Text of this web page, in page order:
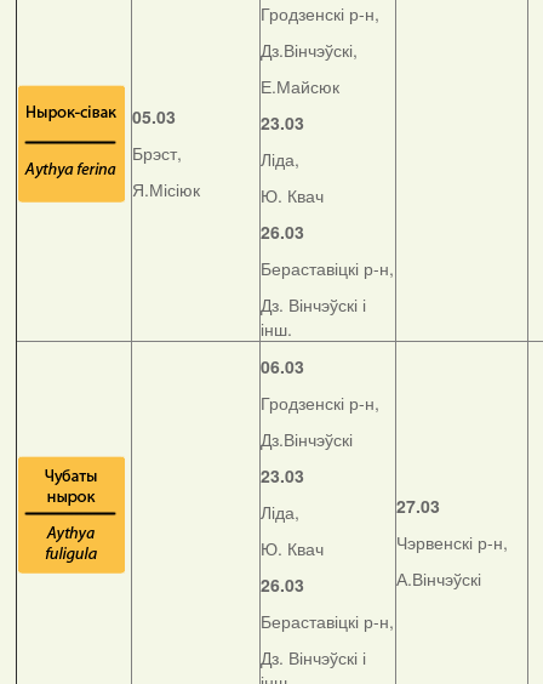
05.03
Брэст,
Я.Місіюк
Гродзенскі р-н,
Дз.Вінчэўскі,
Е.Майсюк
23.03
Ліда,
Ю. Квач
26.03
Бераставіцкі р-н,
Дз. Вінчэўскі і
інш.
06.03
Гродзенскі р-н,
Дз.Вінчэўскі
23.03
Ліда,
Ю. Квач
26.03
Бераставіцкі р-н,
Дз. Вінчэўскі і
27.03
Чэрвенскі р-н,
А.Вінчэўскі